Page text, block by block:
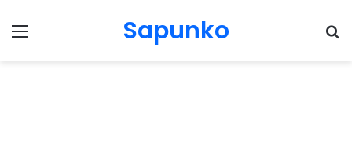
Menu Sapunko